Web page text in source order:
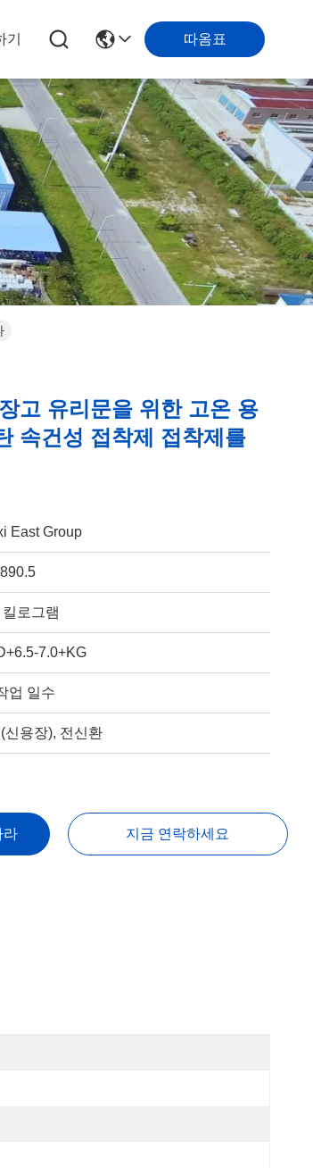
기 따옴표
고 유리문을 위한 고온 용
속건성 접착제 접착제를
East Group
로그램
7.0+KG
업 일수
(신용장), 전신환
라 지금 연락하세요